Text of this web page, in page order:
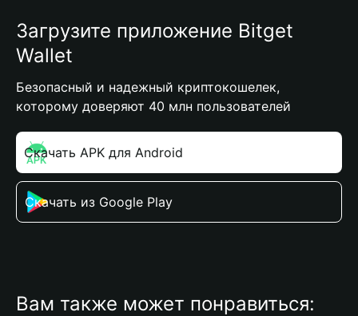
Загрузите приложение Bitget
Wallet
Безопасный и надежный криптокошелек,
которому доверяют 40 млн пользователей
Скачать APK для Android
Скачать из Google Play
Вам также может понравиться: